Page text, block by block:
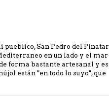
pueblico, San Pedro del Pinatar
en un lado y el mar
forma bastante artesanal y es
están "en todo lo suyo", que